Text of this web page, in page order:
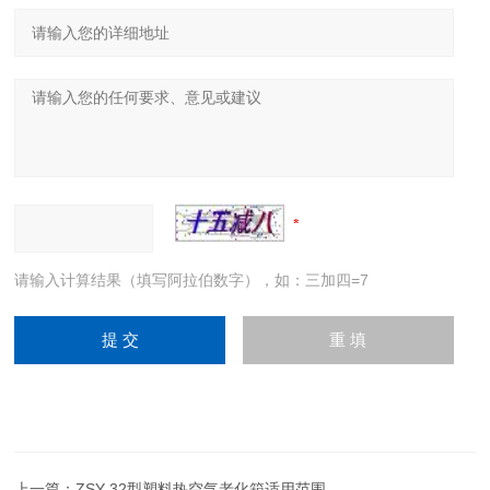
请输入计算结果（填写阿拉伯数字），如：三加四=7